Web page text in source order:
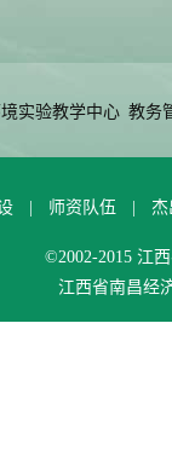
实验教学中心 教务
师资队伍 杰
©2002-2015
江西省南昌